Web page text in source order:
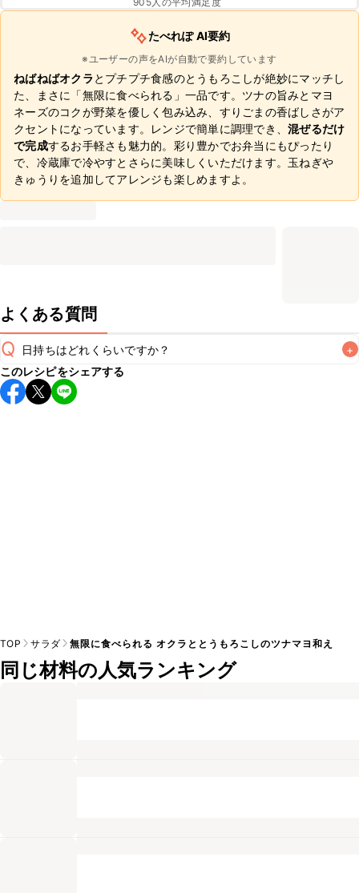
たべれぽ AI要約
※ユーザーの声をAIが自動で要約しています
ねばねばオクラとプチプチ食感のとうもろこしが絶妙にマッチし
た、まさに「無限に食べられる」一品です。ツナの旨みとマヨ
ネーズのコクが野菜を優しく包み込み、すりごまの香ばしさがア
クセントになっています。レンジで簡単に調理でき、 混ぜるだけ
で完成するお手軽さも魅力的。彩り豊かでお弁当にもぴったり
で、冷蔵庫で冷やすとさらに美味しくいただけます。玉ねぎや
きゅうりを追加してアレンジも楽しめますよ。
よくある質問
Q 日持ちはどれくらいですか？ +
保存期間は冷蔵で当日中が目安です。なるべくお早めにお召
し上がりください。
このレシピをシェアする
TOP サラダ 無限に食べられる オクラととうもろこしのツナマヨ和え
同じ材料の人気ランキング